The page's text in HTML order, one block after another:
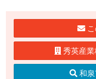
秀英産
和